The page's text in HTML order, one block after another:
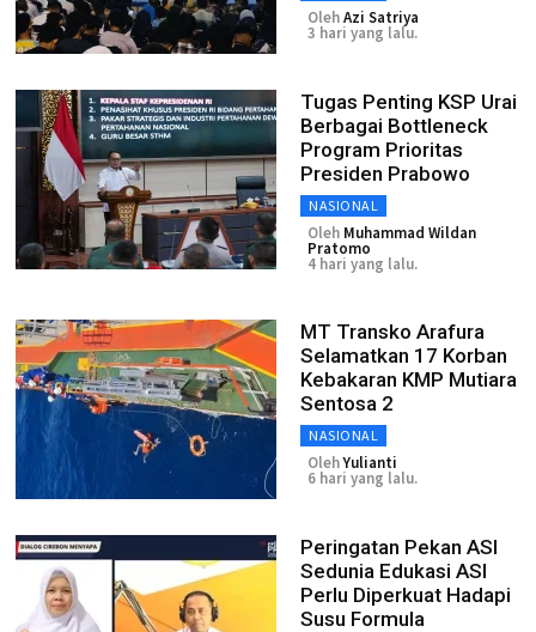
OlehAzi Satriya
3 hari yang lalu.
Tugas Penting KSP Urai
Berbagai Bottleneck
Program Prioritas
Presiden Prabowo
NASIONAL
Oleh Muhammad Wildan
Pratomo
4 hari yang lalu.
MT Transko Arafura
Selamatkan 17 Korban
Kebakaran KMP Mutiara
Sentosa 2
NASIONAL
OlehYulianti
6 hari yang lalu.
Peringatan Pekan ASI
Sedunia Edukasi ASI
Perlu Diperkuat Hadapi
Susu Formula